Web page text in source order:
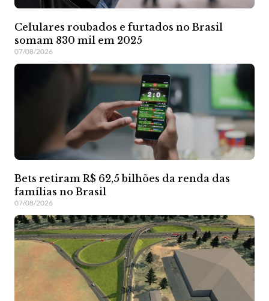
Celulares roubados e furtados no Brasil
somam 830 mil em 2025
07/08/2026
Bets retiram R$ 62,5 bilhões da renda das
famílias no Brasil
07/08/2026